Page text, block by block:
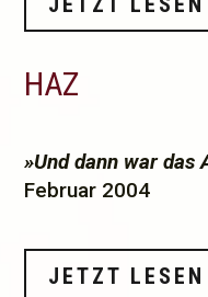
HAZ
»Und dann war das
Februar 2004
JETZT LESEN